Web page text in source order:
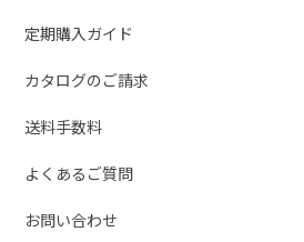
定期購入ガイド
カタログのご請求
送料手数料
よくあるご質問
お問い合わせ